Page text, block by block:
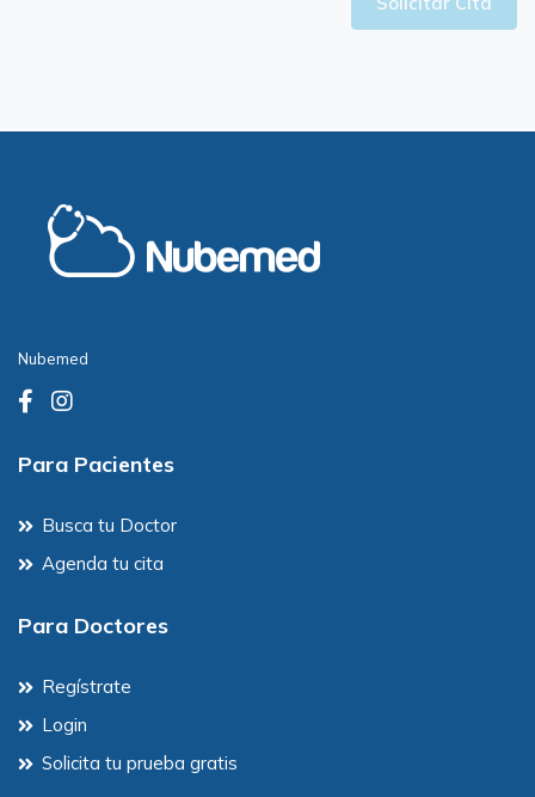
Nubemed
Para Pacientes
Busca tu Doctor
Agenda tu cita
Para Doctores
Regístrate
Login
Solicita tu prueba gratis